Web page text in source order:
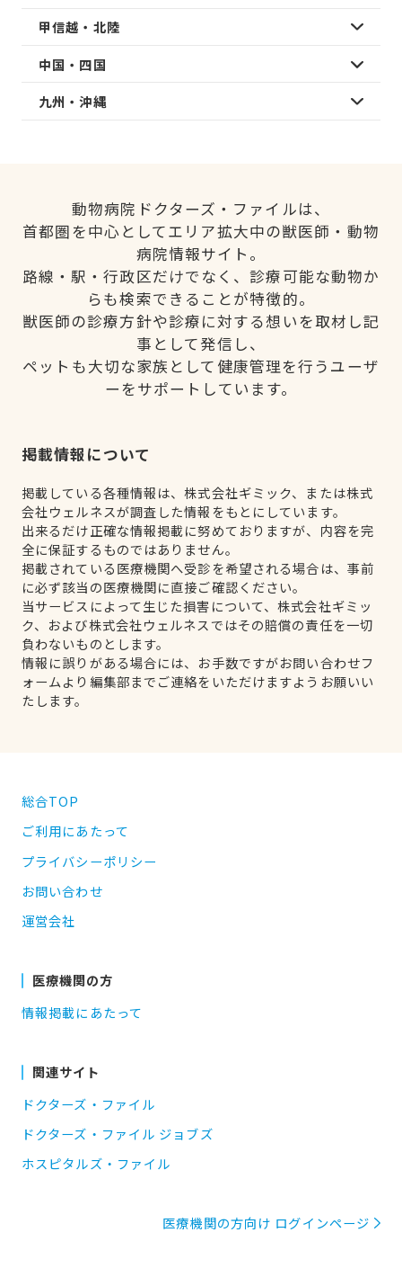
甲信越・北陸
中国・四国
九州・沖縄
動物病院ドクターズ・ファイルは、
首都圏を中心としてエリア拡大中の獣医師・動物
病院情報サイト。
路線・駅・行政区だけでなく、診療可能な動物か
らも検索できることが特徴的。
獣医師の診療方針や診療に対する想いを取材し記
事として発信し、
ペットも大切な家族として健康管理を行うユーザ
ーをサポートしています。
掲載情報について
掲載している各種情報は、株式会社ギミック、または株式
会社ウェルネスが調査した情報をもとにしています。
出来るだけ正確な情報掲載に努めておりますが、内容を完
全に保証するものではありません。
掲載されている医療機関へ受診を希望される場合は、事前
に必ず該当の医療機関に直接ご確認ください。
当サービスによって生じた損害について、株式会社ギミッ
ク、および株式会社ウェルネスではその賠償の責任を一切
負わないものとします。
情報に誤りがある場合には、お手数ですがお問い合わせフ
ォームより編集部までご連絡をいただけますようお願いい
たします。
総合TOP
ご利用にあたって
プライバシーポリシー
お問い合わせ
運営会社
医療機関の方
情報掲載にあたって
関連サイト
ドクターズ・ファイル
ドクターズ・ファイル ジョブズ
ホスピタルズ・ファイル
医療機関の方向け ログインページ